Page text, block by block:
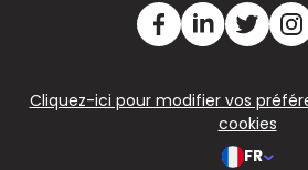
Cliquez-ici pour modifier vos
cookies
FR